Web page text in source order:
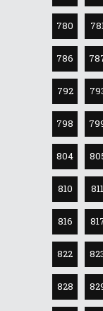
780 781
786
792
798
804
810 811
816
822
828